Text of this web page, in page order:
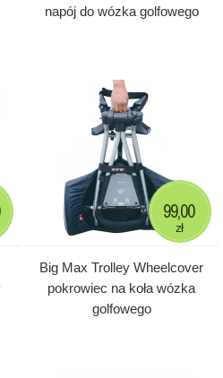
napój do wózka golfowego
Big Max Trolley Wheelcover
pokrowiec na koła wózka
golfowego
99,00
zł